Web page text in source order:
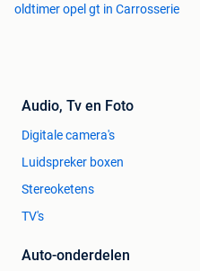
oldtimer opel gt in Carrosserie
Audio, Tv en Foto
Digitale camera's
Luidspreker boxen
Stereoketens
TV's
Auto-onderdelen